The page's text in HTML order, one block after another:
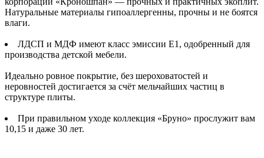
Натуральные материалы гипоаллергенны, прочны и не боятся
влаги.
ЛДСП и МДФ имеют класс эмиссии Е1, одобренный для
производства детской мебели.
Идеально ровное покрытие, без шероховатостей и
неровностей достигается за счёт мельчайших частиц в
структуре плиты.
При правильном уходе коллекция «Бруно» прослужит вам
10,15 и даже 30 лет.